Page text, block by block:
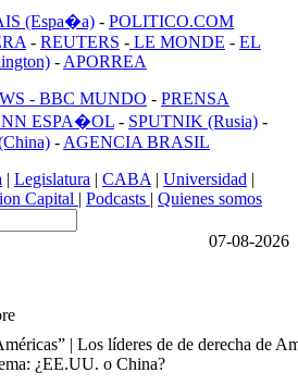
(Espa�a) - POLITICO.COM
- REUTERS - LE MONDE - EL
- APORREA
- BBC MUNDO - PRENSA
ESPA�OL - SPUTNIK (Rusia) -
- AGENCIA BRASIL
| Legislatura | CABA | Universidad |
Capital | Podcasts | Quienes somos
07-08-2026
| Los líderes de de derecha de
¿EE.UU. o China?